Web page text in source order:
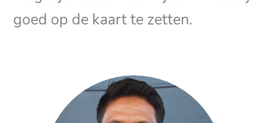
goed op de kaart te zetten.